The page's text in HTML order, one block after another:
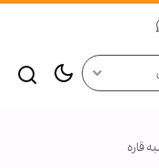
قاره